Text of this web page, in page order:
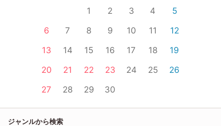
1 2 3 4
5
6
7 8 9 10 11
12
13
14 15 16 17 18
19
20
21 22 23 24 25
26
27
28 29 30
ジャンルから検索